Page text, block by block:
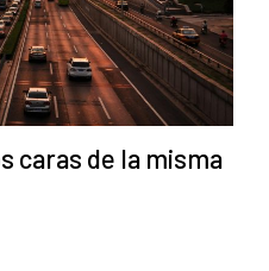
caras de la misma